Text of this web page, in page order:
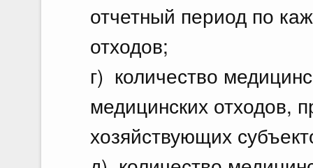
отчетный период по
отходов;
г) количество
медицинских отходов,
хозяйствующих